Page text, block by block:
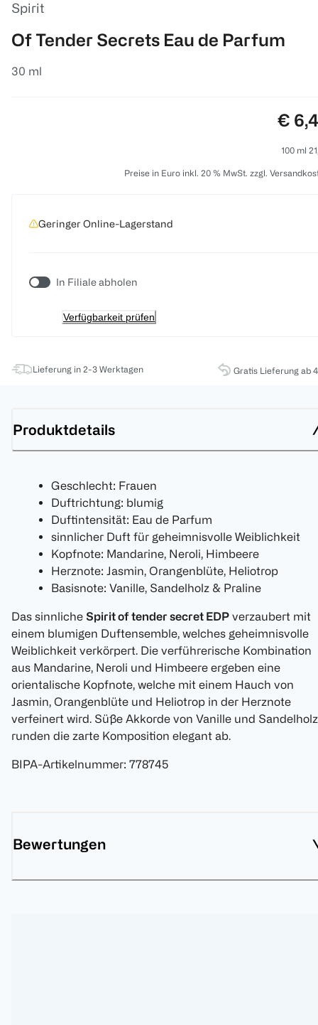
Spirit
Of Tender Secrets Eau de Parfum
30 ml
€
100 ml
Preise in Euro inkl. 20 % MwSt. zzgl.
Geringer Online-Lagerstand
In Filiale abholen
Verfügbarkeit prüfen
Lieferung in 2-3 Werktagen Gratis Lieferung ab
Produktdetails
Geschlecht: Frauen
Duftrichtung: blumig
Duftintensität: Eau de Parfum
sinnlicher Duft für geheimnisvolle Weiblichkeit
Kopfnote: Mandarine, Neroli, Himbeere
Herznote: Jasmin, Orangenblüte, Heliotrop
Basisnote: Vanille, Sandelholz & Praline
Das sinnliche Spirit of tender secret EDP verzaubert mit
einem blumigen Duftensemble, welches geheimnisvolle
Weiblichkeit verkörpert. Die verführerische Kombination
aus Mandarine, Neroli und Himbeere ergeben eine
orientalische Kopfnote, welche mit einem Hauch von
Jasmin, Orangenblüte und Heliotrop in der Herznote
verfeinert wird. Süße Akkorde von Vanille und Sandelholz
runden die zarte Komposition elegant ab.
BIPA-Artikelnummer: 778745
Bewertungen